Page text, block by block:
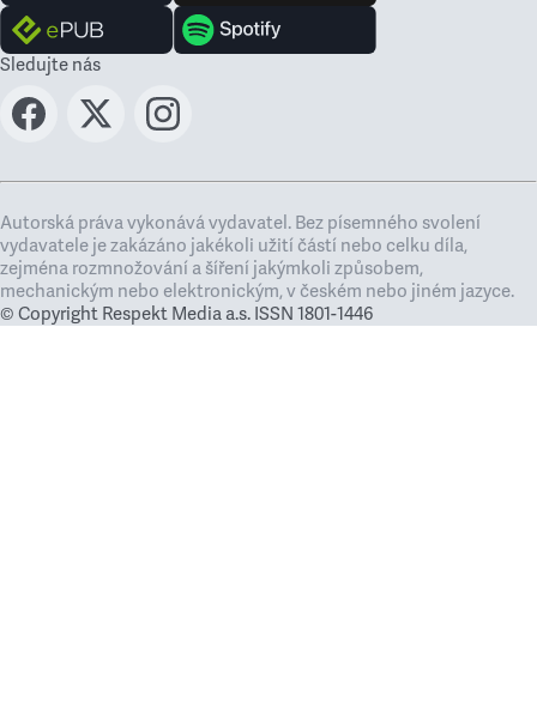
Sledujte nás
Autorská práva vykonává vydavatel. Bez písemného svolení
vydavatele je zakázáno jakékoli užití částí nebo celku díla,
zejména rozmnožování a šíření jakýmkoli způsobem,
mechanickým nebo elektronickým, v českém nebo jiném jazyce.
© Copyright Respekt Media a.s. ISSN 1801-1446